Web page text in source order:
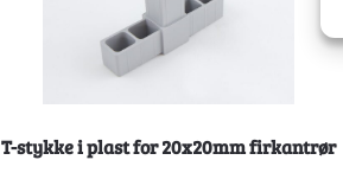
T-stykke i plast for 20x20mm firkantrør